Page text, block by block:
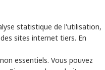
Quantité
statistique de l'utilisation,
sites internet tiers. En
essentiels. Vous pouvez